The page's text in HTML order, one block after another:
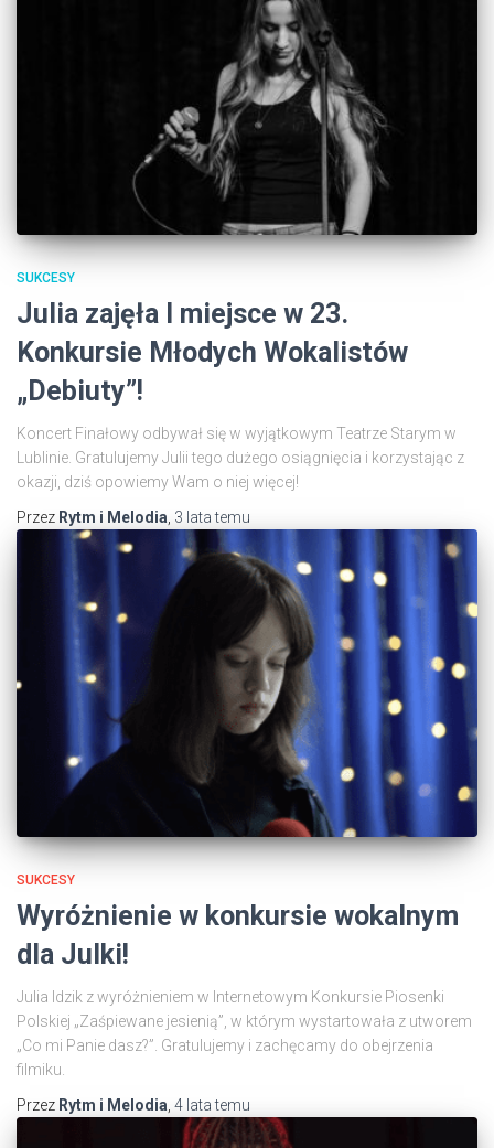
SUKCESY
Julia zajęła I miejsce w 23.
Konkursie Młodych Wokalistów
„Debiuty”!
Koncert Finałowy odbywał się w wyjątkowym Teatrze Starym w
Lublinie. Gratulujemy Julii tego dużego osiągnięcia i korzystając z
okazji, dziś opowiemy Wam o niej więcej!
Przez Rytm i Melodia, 3 latatemu
SUKCESY
Wyróżnienie w konkursie wokalnym
dla Julki!
Julia Idzik z wyróżnieniem w Internetowym Konkursie Piosenki
Polskiej „Zaśpiewane jesienią”, w którym wystartowała z utworem
„Co mi Panie dasz?”. Gratulujemy i zachęcamy do obejrzenia
filmiku.
Przez Rytm i Melodia 4 latatemu